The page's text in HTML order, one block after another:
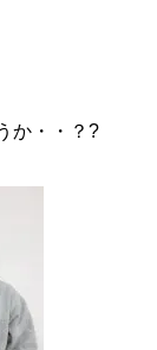
か・・？?